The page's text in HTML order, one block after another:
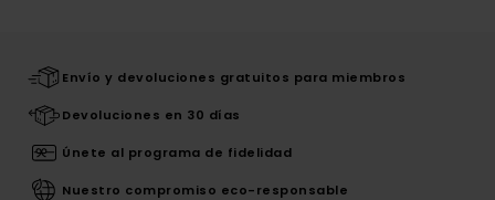
Envío y devoluciones gratuitos para miembros
Devoluciones en 30 días
Únete al programa de fidelidad
Nuestro compromiso eco-responsable